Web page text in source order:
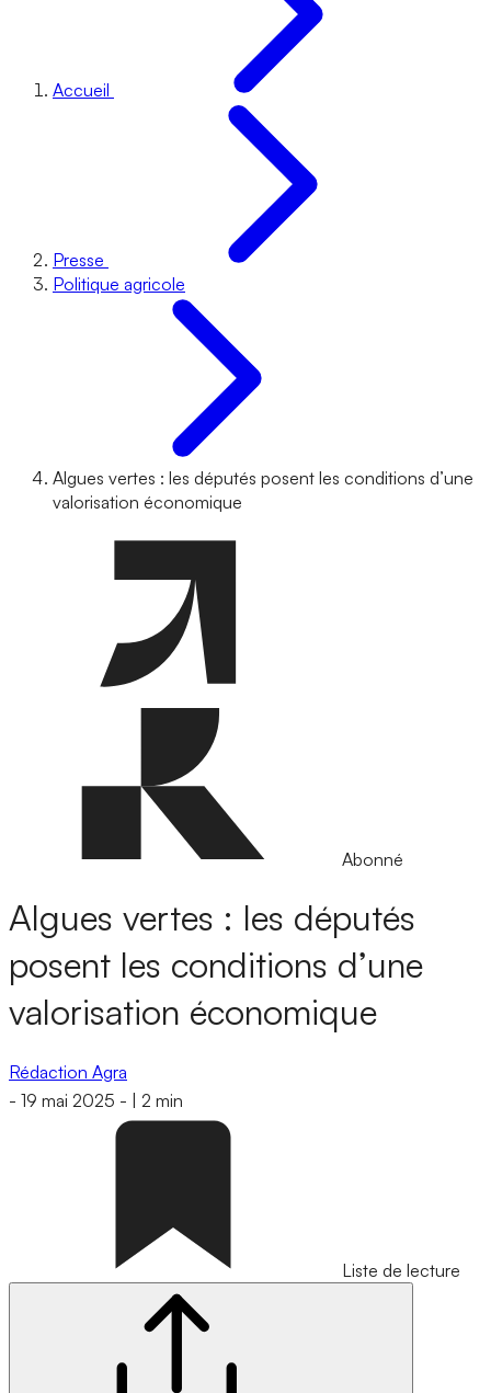
Accueil
Presse
Politique agricole
Algues vertes : les députés posent les conditions d’une
valorisation économique
Abonné
Algues vertes : les députés
posent les conditions d’une
valorisation économique
Rédaction Agra
- 19 mai 2025 - 2 min
Liste de lecture